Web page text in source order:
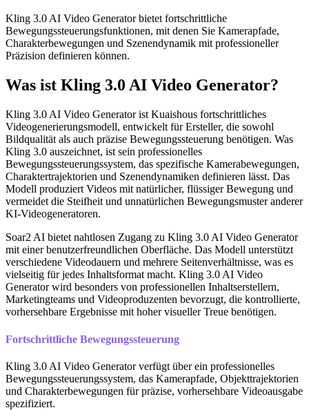
Kling 3.0 AI Video Generator bietet fortschrittliche
Bewegungssteuerungsfunktionen, mit denen Sie Kamerapfade,
Charakterbewegungen und Szenendynamik mit professioneller
Präzision definieren können.
Was ist Kling 3.0 AI Video Generator?
Kling 3.0 AI Video Generator ist Kuaishous fortschrittliches
Videogenerierungsmodell, entwickelt für Ersteller, die sowohl
Bildqualität als auch präzise Bewegungssteuerung benötigen. Was
Kling 3.0 auszeichnet, ist sein professionelles
Bewegungssteuerungssystem, das spezifische Kamerabewegungen,
Charaktertrajektorien und Szenendynamiken definieren lässt. Das
Modell produziert Videos mit natürlicher, flüssiger Bewegung und
vermeidet die Steifheit und unnatürlichen Bewegungsmuster anderer
KI-Videogeneratoren.
Soar2 AI bietet nahtlosen Zugang zu Kling 3.0 AI Video Generator
mit einer benutzerfreundlichen Oberfläche. Das Modell unterstützt
verschiedene Videodauern und mehrere Seitenverhältnisse, was es
vielseitig für jedes Inhaltsformat macht. Kling 3.0 AI Video
Generator wird besonders von professionellen Inhaltserstellern,
Marketingteams und Videoproduzenten bevorzugt, die kontrollierte,
vorhersehbare Ergebnisse mit hoher visueller Treue benötigen.
Fortschrittliche Bewegungssteuerung
Kling 3.0 AI Video Generator verfügt über ein professionelles
Bewegungssteuerungssystem, das Kamerapfade, Objekttrajektorien
und Charakterbewegungen für präzise, vorhersehbare Videoausgabe
spezifiziert.